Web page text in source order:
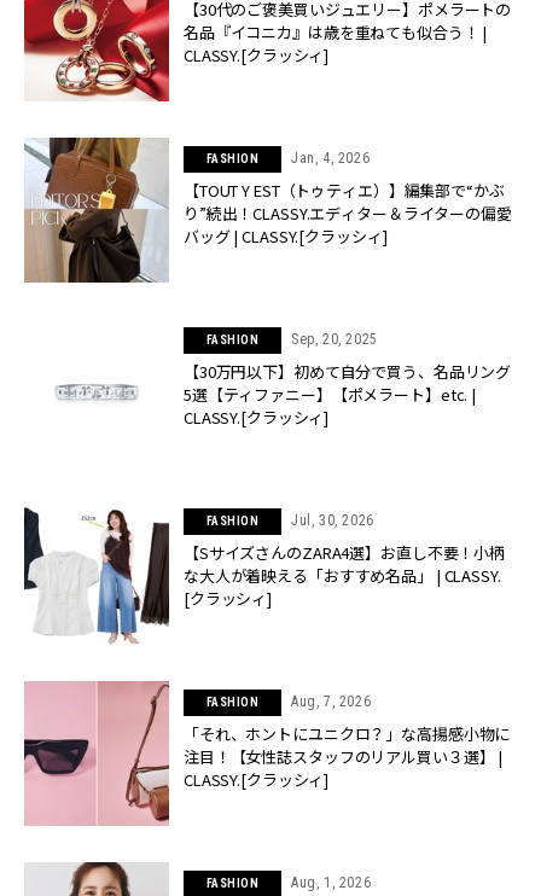
【30代のご褒美買いジュエリー】ポメラートの
名品『イコニカ』は歳を重ねても似合う！ |
CLASSY.[クラッシィ]
FASHION Jan, 4, 2026
【TOUT Y EST（トゥティエ）】編集部で“かぶ
り”続出！CLASSY.エディター＆ライターの偏愛
バッグ | CLASSY.[クラッシィ]
FASHION Sep, 20, 2025
【30万円以下】初めて自分で買う、名品リング
5選【ティファニー】【ポメラート】etc. |
CLASSY.[クラッシィ]
FASHION Jul, 30, 2026
【SサイズさんのZARA4選】お直し不要！小柄
な大人が着映える「おすすめ名品」 | CLASSY.
[クラッシィ]
FASHION Aug, 7, 2026
「それ、ホントにユニクロ？」な高揚感小物に
注目！【女性誌スタッフのリアル買い３選】 |
CLASSY.[クラッシィ]
FASHION Aug, 1, 2026